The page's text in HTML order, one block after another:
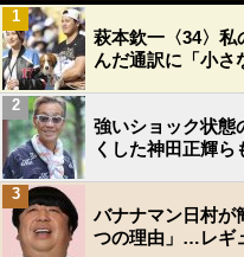
萩本欽一〈34〉
んだ通訳に「小さ
1
強いショック状
くした神田正輝ら
2
バナナマン日村が
つの理由」…レギ
3